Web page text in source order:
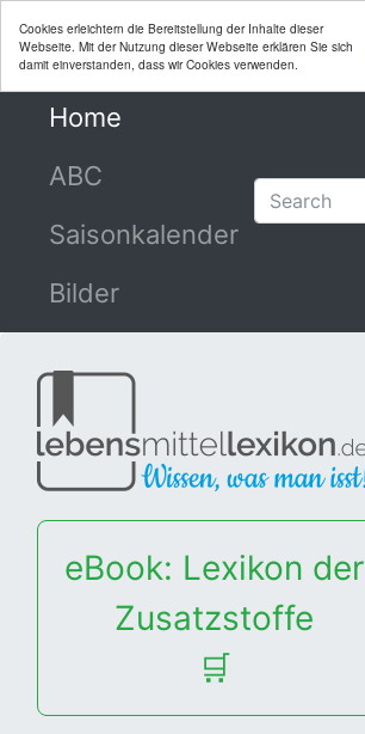
Cookies erleichtern die Bereitstellung der Inhalte dieser
Webseite. Mit der Nutzung dieser Webseite erklären Sie sich
damit einverstanden, dass wir Cookies verwenden.
Home
ABC
Saisonkalender
Bilder
eBook: Lexikon der
Zusatzstoffe
🛒